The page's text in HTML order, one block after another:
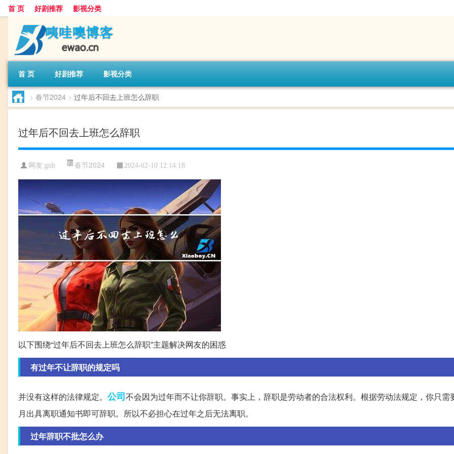
首 页 好剧推荐 影视分类
首 页 好剧推荐 影视分类
> 春节2024 > 过年后不回去上班怎么辞职
过年后不回去上班怎么辞职
网友:gnh 春节2024 2024-02-10 12:14:18
以下围绕“过年后不回去上班怎么辞职”主题解决网友的困惑
有过年不让辞职的规定吗
并没有这样的法律规定。 公司不会因为过年而不让你辞职。事实上，辞职是劳动者的合法权利。根据劳动法规定，你只需
月出具离职通知书即可辞职。所以不必担心在过年之后无法离职。
过年辞职不批怎么办